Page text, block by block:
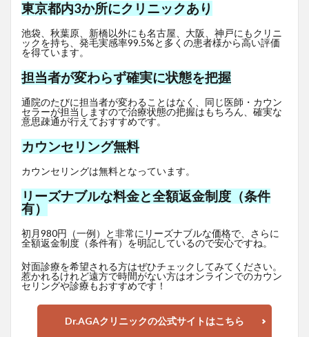
東京都内3か所にクリニックあり
池袋、秋葉原、新橋以外にも名古屋、大阪、神戸にもクリニ
ックを持ち、発毛実感率99.5%と多くの患者様から高い評価
を得ています。
担当者が変わらず確実に状態を把握
通院のたびに担当者が変わることはなく、同じ医師・カウン
セラーが担当しますので治療状態の把握はもちろん、確実な
意思疎通が行えておすすめです。
カウンセリング無料
カウンセリングは無料となっています。
リーズナブルな料金と全額返金制度（条件
有）
初月980円（一例）と非常にリーズナブルな価格で、さらに
全額返金制度（条件有）を明記しているので安心ですね。
対面診療を希望される方はぜひチェックしてみてください。
惹かれるけれど遠方で時間がない方はオンラインでのカウン
セリングや診療もおすすめです！
Dr.AGAクリニックの公式サイトはこちら